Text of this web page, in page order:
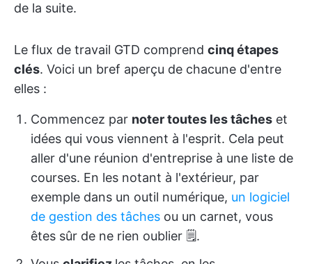
de la suite.
Le flux de travail GTD comprend cinq étapes
clés. Voici un bref aperçu de chacune d'entre
elles :
Commencez par noter toutes les tâches et
idées qui vous viennent à l'esprit. Cela peut
aller d'une réunion d'entreprise à une liste de
courses. En les notant à l'extérieur, par
exemple dans un outil numérique, un logiciel
de gestion des tâches ou un carnet, vous
êtes sûr de ne rien oublier 🗒️.